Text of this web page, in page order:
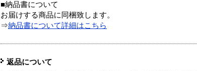
■納品書について
お届けする商品に同梱致します。
⇒納品書について詳細はこちら
返品について